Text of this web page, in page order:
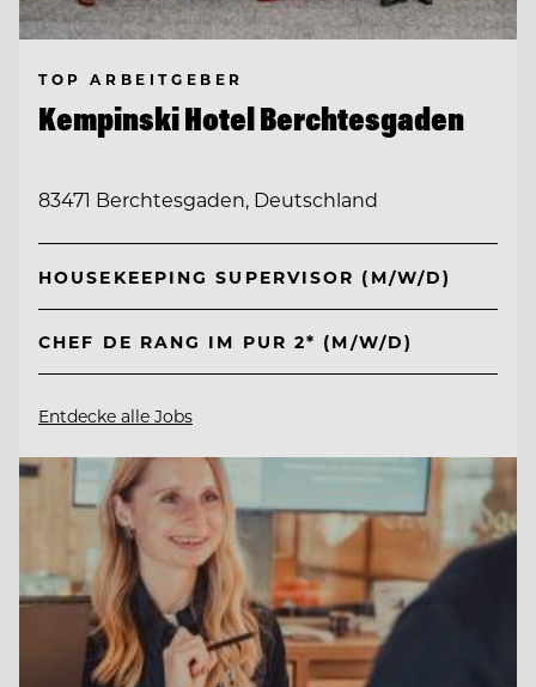
TOP ARBEITGEBER
Kempinski Hotel Berchtesgaden
83471 Berchtesgaden, Deutschland
HOUSEKEEPING SUPERVISOR (M/W/D)
CHEF DE RANG IM PUR 2* (M/W/D)
Entdecke alle Jobs